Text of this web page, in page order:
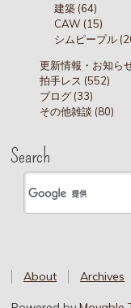
建築 (64)
CAW (15)
シムピープル
更新情報・お知ら
拍手レス (552)
ブログ (33)
その他雑談 (80)
Search
About
Archives